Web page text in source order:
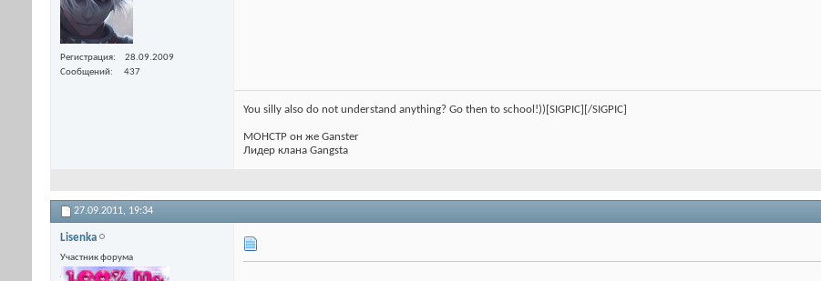
Регистрация
28.09.2009
Сообщений
437
You silly also do not understand anything? Go then to school!))[SIGPIC][/SIGPIC]
МОНСТР он же Ganster
Лидер клана Gangsta
27.09.2011, 19:34
Lisenka
Участник форума